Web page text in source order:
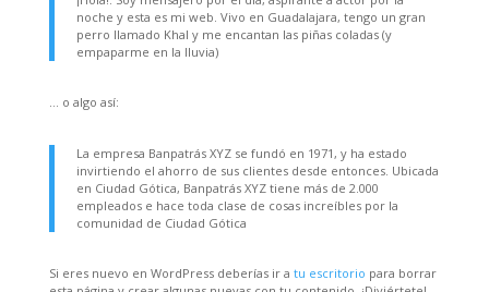
noche y esta es mi web. Vivo en Guadalajara, tengo un gran
perro llamado Khal y me encantan las piñas coladas (y
empaparme en la lluvia)
… o algo así:
La empresa Banpatrás XYZ se fundó en 1971, y ha estado
invirtiendo el ahorro de sus clientes desde entonces. Ubicada
en Ciudad Gótica, Banpatrás XYZ tiene más de 2.000
empleados e hace toda clase de cosas increíbles por la
comunidad de Ciudad Gótica
Si eres nuevo en WordPress deberías ir a tu escritorio para borrar